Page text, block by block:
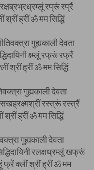
रक्षब्रभ्रध्रम्लूं रप्रूं रप्रैं
श्रीं ह्रीं ॐ मम सिद्धिं
गुह्यकाली देवता
क्ष्म्लूं रफ्रूं रफ्रैं
श्रीं ह्रीं ॐ मम सिद्धिं
गुह्यकाली देवता
सखह्रक्ष्मश्रीं रस्त्रूं रस्त्रैं
ह्रीं ॐ मम सिद्धिं
गुह्यकाली देवता
रलक्षध्रम्लूं खफ्रूं
क्लीं श्रीं ह्रीं ॐ मम